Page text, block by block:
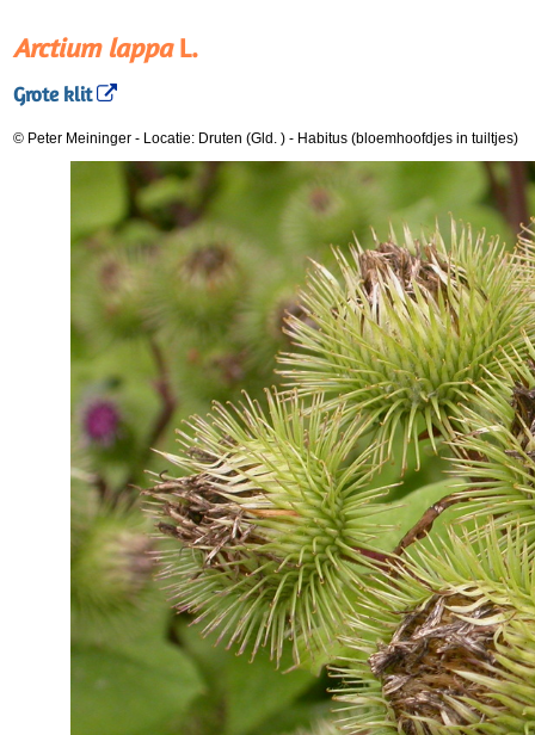
Arctium lappaL.
Grote klit
© Peter Meininger - Locatie: Druten (Gld. ) - Habitus (bloemhoofdjes in tuiltjes)